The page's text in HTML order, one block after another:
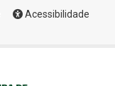
Acessibilidade